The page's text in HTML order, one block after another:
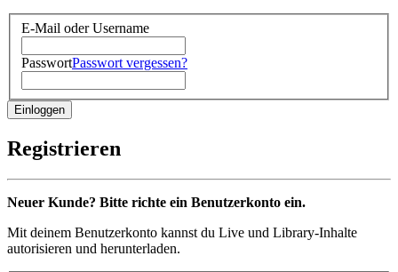
E-Mail oder Username
PasswortPasswort vergessen?
Registrieren
Neuer Kunde? Bitte richte ein Benutzerkonto ein.
Mit deinem Benutzerkonto kannst du Live und Library-Inhalte
autorisieren und herunterladen.